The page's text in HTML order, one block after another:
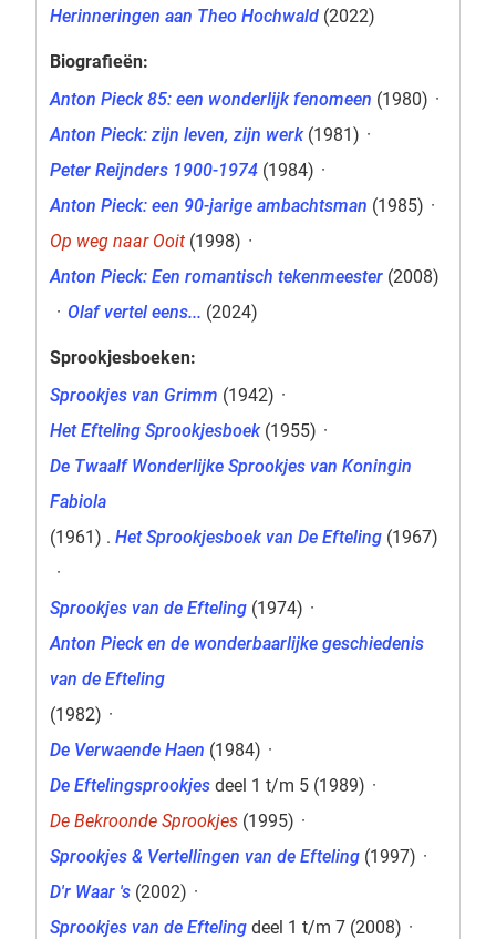
Herinneringen aan Theo Hochwald (2022)
Biografieën:
Anton Pieck 85: een wonderlijk fenomeen (1980) ·
Anton Pieck: zijn leven, zijn werk(1981) ·
Peter Reijnders 1900-1974 (1984) ·
Anton Pieck: een 90-jarige ambachtsman (1985) ·
Op weg naar Ooit (1998) ·
Anton Pieck: Een romantisch tekenmeester (2008)
· Olaf vertel eens... (2024)
Sprookjesboeken:
Sprookjes van Grimm (1942) ·
Het Efteling Sprookjesboek(1955) ·
De Twaalf Wonderlijke Sprookjes van Koningin
Fabiola
(1961) . Het Sprookjesboek van De Efteling (1967)
·
Sprookjes van de Efteling (1974) ·
Anton Pieck en de wonderbaarlijke geschiedenis
van de Efteling
(1982) ·
De Verwaende Haen (1984) ·
De Eftelingsprookjes deel 1 t/m 5 (1989) ·
De Bekroonde Sprookjes (1995) ·
Sprookjes & Vertellingen van de Efteling (1997) ·
D'r Waar 's (2002) ·
Sprookjes van de Efteling deel 1 t/m 7 (2008) ·